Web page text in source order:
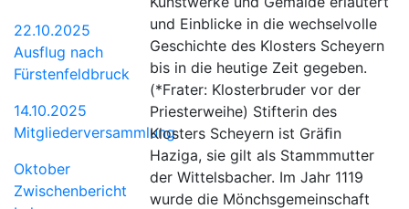
22.10.2025
Ausflug nach
Fürstenfeldbruck
14.10.2025
Mitgliederversammlung
Oktober
Zwischenbericht
und Einblicke in die wechselvolle
Geschichte des Klosters Scheyern
bis in die heutige Zeit gegeben.
(*Frater: Klosterbruder vor der
Priesterweihe) Stifterin des
Klosters Scheyern ist Gräﬁn
Haziga, sie gilt als Stammmutter
der Wittelsbacher. Im Jahr 1119
wurde die Mönchsgemeinschaft